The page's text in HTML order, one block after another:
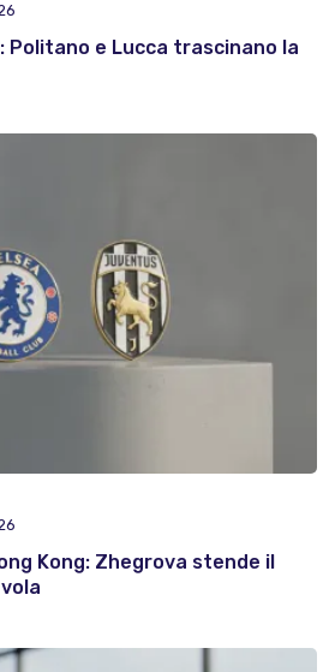
Politano e Lucca trascinano la
Kong: Zhegrova stende il